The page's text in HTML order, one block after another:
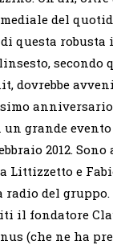
del
di questa
secondo
dovrebbe
un grande
2012.
Littizzetto e
del gruppo.
il fondatore
(che ne ha